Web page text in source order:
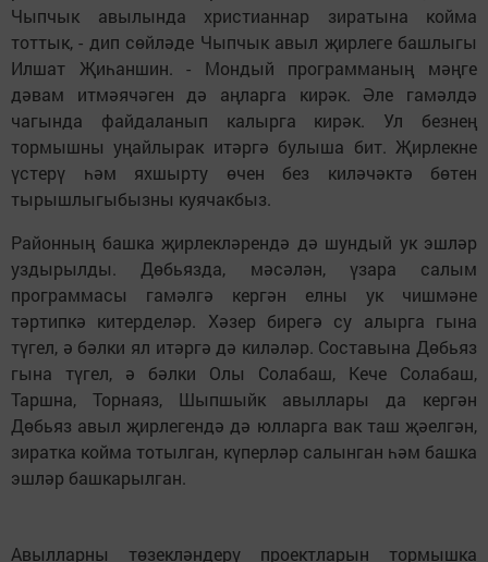
Чыпчык авылында христианнар зиратына койма
тоттык, - дип сөйләде Чыпчык авыл җирлеге башлыгы
Илшат Җиһаншин. - Мондый программаның мәңге
дәвам итмәячәген дә аңларга кирәк. Әле гамәлдә
чагында файдаланып калырга кирәк. Ул безнең
тормышны уңайлырак итәргә булыша бит. Җирлекне
үстерү һәм яхшырту өчен без киләчәктә бөтен
тырышлыгыбызны куячакбыз.
Районның башка җирлекләрендә дә шундый ук эшләр
уздырылды. Дөбьязда, мәсәлән, үзара салым
программасы гамәлгә кергән елны ук чишмәне
тәртипкә китерделәр. Хәзер бирегә су алырга гына
түгел, ә бәлки ял итәргә дә киләләр. Составына Дөбьяз
гына түгел, ә бәлки Олы Солабаш, Кече Солабаш,
Таршна, Торнаяз, Шыпшыйк авыллары да кергән
Дөбьяз авыл җирлегендә дә юлларга вак таш җәелгән,
зиратка койма тотылган, күперләр салынган һәм башка
эшләр башкарылган.
Авылларны төзекләндерү проектларын тормышка